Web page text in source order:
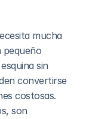
mucha
pequeño
sin
convertirse
costosas.
son